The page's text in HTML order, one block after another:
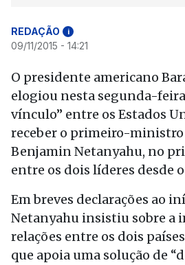
REDAÇÃO i
09/11/2015 - 14:21
O presidente americano
elogiou nesta segunda-
vínculo” entre os Estados
receber o primeiro-ministro
Benjamin Netanyahu, no
entre os dois líderes desde
Em breves declarações ao
Netanyahu insistiu sobre a
relações entre os dois
que apoia uma solução de